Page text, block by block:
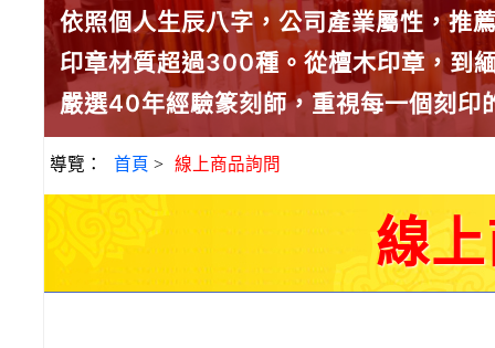
依照個人生辰八字，公司產業屬性，推
印章材質超過300種。從檀木印章，到
嚴選40年經驗篆刻師，重視每一個刻印
導覽： 首頁 > 線上商品詢問
線